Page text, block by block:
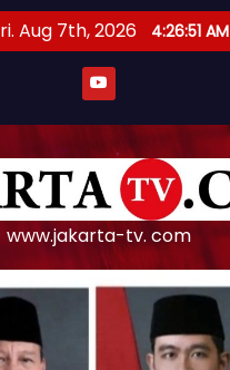
Aug 7th, 2026 4:26:51 AM
www.jakarta-tv. com